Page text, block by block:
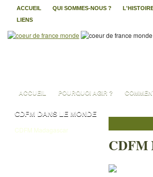
ACCUEIL QUI SOMMES-NOUS ?
LIENS
ACCUEIL POURQUOI AGIR ?
CDFM DANS LE MONDE
CDFM Madagascar
CDFM